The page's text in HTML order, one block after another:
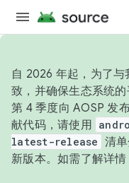
自 2026 年起，为了
致，并确保生态系统
第 4 季度向 AOSP 发
献代码，请使用
latest-release 清
新版本。如需了解详情